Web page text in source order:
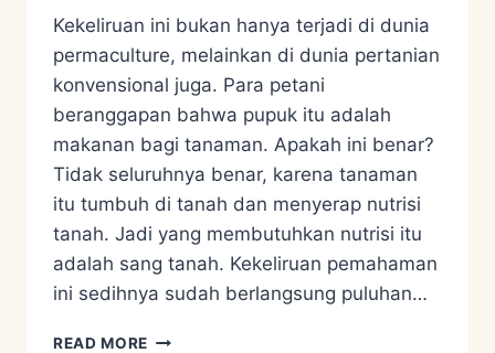
Kekeliruan ini bukan hanya terjadi di dunia
permaculture, melainkan di dunia pertanian
konvensional juga. Para petani
beranggapan bahwa pupuk itu adalah
makanan bagi tanaman. Apakah ini benar?
Tidak seluruhnya benar, karena tanaman
itu tumbuh di tanah dan menyerap nutrisi
tanah. Jadi yang membutuhkan nutrisi itu
adalah sang tanah. Kekeliruan pemahaman
ini sedihnya sudah berlangsung puluhan…
READ MORE MISKONSEPSI